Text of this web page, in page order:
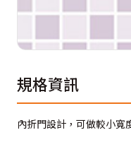
規格資訊
內折門設計，可做較小寬